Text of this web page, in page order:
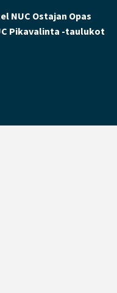
NUC Ostajan Opas
Pikavalinta -taulukot